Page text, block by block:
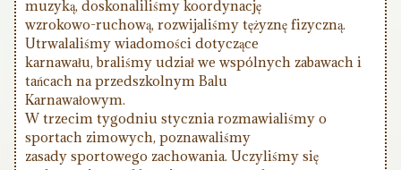
muzyką, doskonaliliśmy koordynację
wzrokowo-ruchową, rozwijaliśmy tężyznę fizyczną.
Utrwalaliśmy wiadomości dotyczące
karnawału, braliśmy udział we wspólnych zabawach i
tańcach na przedszkolnym Balu
Karnawałowym.
W trzecim tygodniu stycznia rozmawialiśmy o
sportach zimowych, poznawaliśmy
zasady sportowego zachowania. Uczyliśmy się